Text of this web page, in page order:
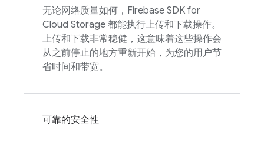
无论网络质量如何， Firebase SDK for
Cloud Storage 都能执行上传和下载操作。
上传和下载非常稳健，这意味着这些操作会
从之前停止的地方重新开始，为您的用户节
省时间和带宽。
可靠的安全性